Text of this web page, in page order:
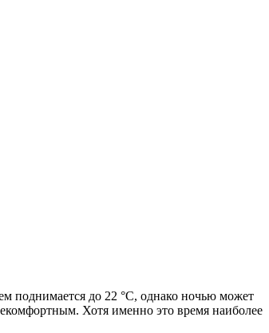
поднимается до 22 °С, однако ночью может
Хотя именно это время наиболее